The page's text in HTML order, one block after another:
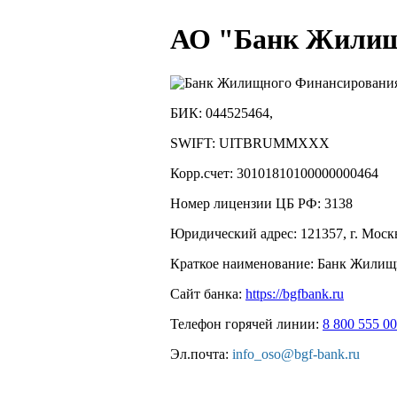
АО "Банк
БИК: 044525464,
SWIFT: UITBRUMMXXX
Корр.счет: 30101810100000000464
Номер лицензии ЦБ РФ: 3138
Юридический адрес: 121357, г.
Краткое наименование: Банк
Сайт банка: https://bgfbank.ru
Телефон горячей линии: 8 800 555
Эл.почта: info_oso@bgf-bank.ru